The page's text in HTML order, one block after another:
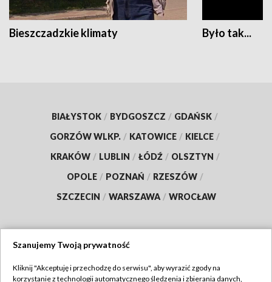
Bieszczadzkie klimaty Było tak...
BIAŁYSTOK / BYDGOSZCZ / GDAŃSK /
GORZÓW WLKP. / KATOWICE / KIELCE /
KRAKÓW / LUBLIN / ŁÓDŹ / OLSZTYN /
OPOLE / POZNAŃ / RZESZÓW /
SZCZECIN / WARSZAWA / WROCŁAW
Szanujemy Twoją prywatność
Kliknij "Akceptuję i przechodzę do serwisu", aby wyrazić zgody na
korzystanie z technologii automatycznego śledzenia i zbierania danych,